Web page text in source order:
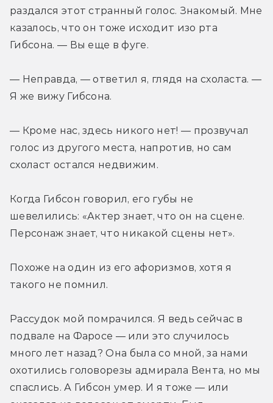
раздался этот странный голос. Знакомый. Мне
казалось, что он тоже исходит изо рта
Гибсона. — Вы еще в фуге.
— Неправда, — ответил я, глядя на схоласта. —
Я же вижу Гибсона.
— Кроме нас, здесь никого нет! — прозвучал
голос из другого места, напротив, но сам
схоласт остался недвижим.
Когда Гибсон говорил, его губы не
шевелились: «Актер знает, что он на сцене.
Персонаж знает, что никакой сцены нет».
Похоже на один из его афоризмов, хотя я
такого не помнил.
Рассудок мой помрачился. Я ведь сейчас в
подвале на Фаросе — или это случилось
много лет назад? Она была со мной, за нами
охотились головорезы адмирала Вента, но мы
спаслись. А Гибсон умер. И я тоже — или